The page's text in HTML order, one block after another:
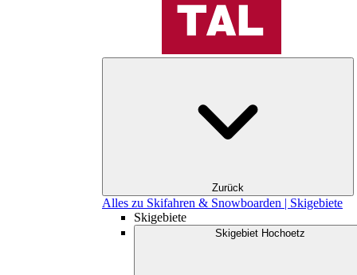
Zurück
Alles zu Skifahren & Snowboarden | Skigebiete
Skigebiete
Skigebiet Hochoetz